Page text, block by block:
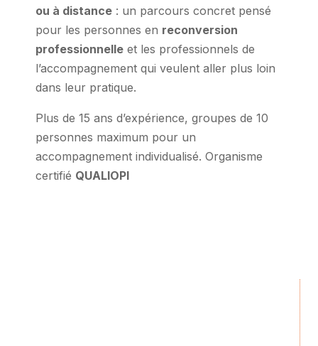
ou à distance : un parcours concret pensé
pour les personnes en reconversion
professionnelle et les professionnels de
l’accompagnement qui veulent aller plus loin
dans leur pratique.
Plus de 15 ans d’expérience, groupes de 10
personnes maximum pour un
accompagnement individualisé. Organisme
certifié QUALIOPI